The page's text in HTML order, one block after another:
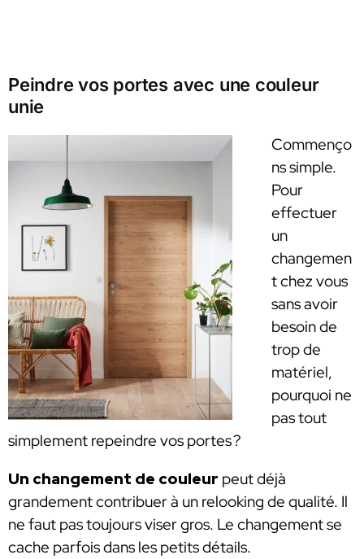
Peindre vos portes avec une couleur
unie
Commenço
ns simple.
Pour
effectuer
un
changemen
t chez vous
sans avoir
besoin de
trop de
matériel,
pourquoi ne
pas tout
simplement repeindre vos portes ?
Un changement de couleur peut déjà
grandement contribuer à un relooking de qualité. Il
ne faut pas toujours viser gros. Le changement se
cache parfois dans les petits détails.